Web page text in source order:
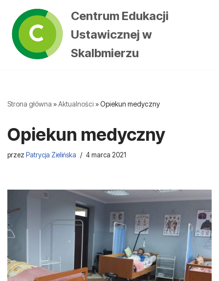
Przejdź
do
treści
Centrum Edukacji
Ustawicznej w
Skalbmierzu
Strona główna »Aktualności »Opiekun medyczny
Opiekun medyczny
przez Patrycja Zielińska 4 marca 2021